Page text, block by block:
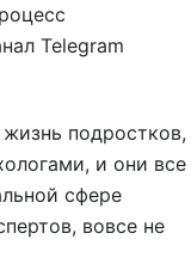
Telegram
подростков,
и они все
сфере
вовсе не